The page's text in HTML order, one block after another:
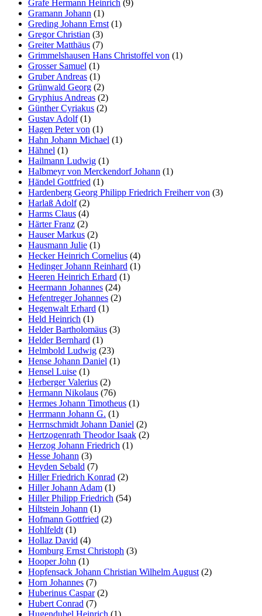
Grafe Hermann Heinrich (9)
Gramann Johann (1)
Greding Johann Ernst (1)
Gregor Christian (3)
Greiter Matthäus (7)
Grimmelshausen Hans Christoffel von (1)
Grosser Samuel (1)
Gruber Andreas (1)
Grünwald Georg (2)
Gryphius Andreas (2)
Günther Cyriakus (2)
Gustav Adolf(1)
Hagen Peter von (1)
Hahn Johann Michael (1)
Hähnel (1)
Hailmann Ludwig (1)
Halbmeyr von Merckendorf Johann (1)
Händel Gottfried (1)
Hardenberg Georg Philipp Friedrich Freiherr von (3)
Harlaß Adolf(2)
Harms Claus (4)
Härter Franz (2)
Hauser Markus (2)
Hausmann Julie (1)
Hecker Heinrich Cornelius (4)
Hedinger Johann Reinhard (1)
Heeren Heinrich Erhard (1)
Heermann Johannes (24)
Hefentreger Johannes (2)
Hegenwalt Erhard (1)
Held Heinrich (1)
Helder Bartholomäus (3)
Helder Bernhard (1)
Helmbold Ludwig (23)
Hense Johann Daniel (1)
Hensel Luise (1)
Herberger Valerius (2)
Hermann Nikolaus (76)
Hermes Johann Timotheus (1)
Herrmann Johann G. (1)
Herrnschmidt Johann Daniel (2)
Hertzogenrath Theodor Isaak (2)
Herzog Johann Friedrich (1)
Hesse Johann (3)
Heyden Sebald (7)
Hiller Friedrich Konrad (2)
Hiller Johann Adam (1)
Hiller Philipp Friedrich (54)
Hiltstein Johann (1)
Hofmann Gottfried (2)
Hohlfeldt (1)
Hollaz David (4)
Homburg Ernst Christoph (3)
Hooper John (1)
Hopfensack Johann Christian Wilhelm August (2)
Horn Johannes (7)
Huberinus Caspar(2)
Hubert Conrad (7)
Hugendubel Heinrich (1)